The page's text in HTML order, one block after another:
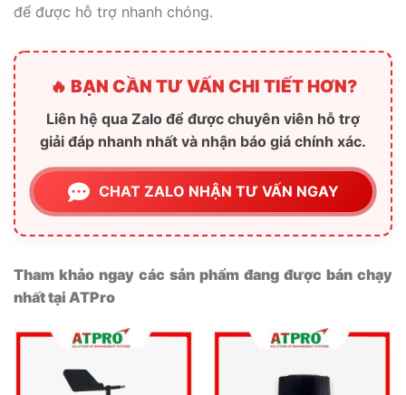
để được hỗ trợ nhanh chóng.
🔥 BẠN CẦN TƯ VẤN CHI TIẾT HƠN?
Liên hệ qua Zalo để được chuyên viên hỗ trợ
giải đáp nhanh nhất và nhận báo giá chính xác.
CHAT ZALO NHẬN TƯ VẤN NGAY
Tham khảo ngay các sản phẩm đang được bán chạy
nhất tại ATPro